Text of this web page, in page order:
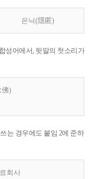
은닉(隱匿)
성어에서, 뒷말의 첫소리가
佛)
는 경우에도 붙임 2에 준하
회사